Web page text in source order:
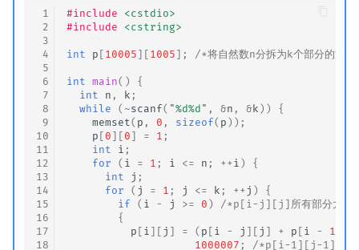
Pell 方程
1
2
3
4
5
6
7
8
9
10
11
12
13
14
15
16
17
18
#include
<cstdio>
#include
<cstring>
int p [ 10005 ][ 1005 ]; /*将自然数n分拆为k个部分的方
int main()
{
int
n , k ;
while
( ~scanf( "%d%d" , &n , &k ))
{
memset ( p , 0 , sizeof( p ));
p [ 0 ][ 0 ] = 1 ;
int
i ;
for
( i = 1 ; i <= n ; ++ i )
{
int
j ;
for
( j = 1 ; j <= k ; ++ j )
{
if
( i - j >= 0 )
/*p[i-j][j]所有部分大于
{
p [ i ][ j ] = ( p [ i - j ][ j ] + p [ i - 1
1000007 ;
/*p[i-1][j-1]至少有